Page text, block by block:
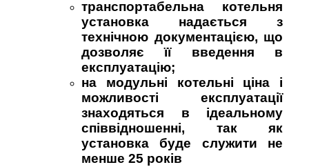
транспортабельна котельня
установка надається з
технічною документацією, що
дозволяє її введення в
експлуатацію;
на модульні котельні ціна і
можливості експлуатації
знаходяться в ідеальному
співвідношенні, так як
установка буде служити не
менше 25 років